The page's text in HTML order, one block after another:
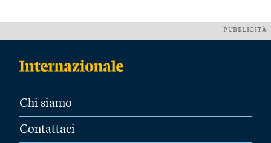
PUBBLICITÀ
Chi siamo
Contattaci